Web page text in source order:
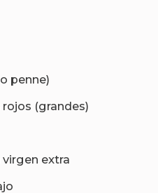
penne)
(grandes)
extra